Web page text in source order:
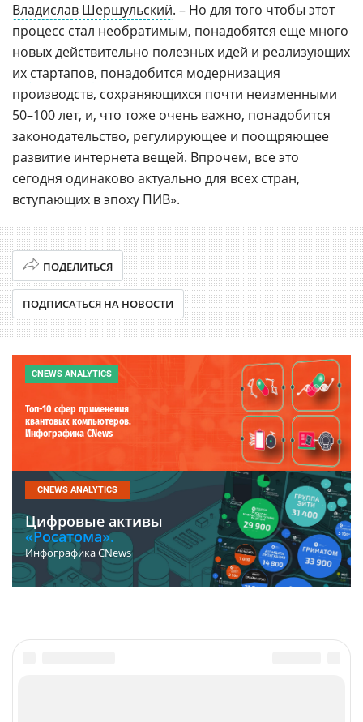
Владислав Шершульский. – Но для того чтобы этот
процесс стал необратимым, понадобятся еще много
новых действительно полезных идей и реализующих
их стартапов, понадобится модернизация
производств, сохраняющихся почти неизменными
50–100 лет, и, что тоже очень важно, понадобится
законодательство, регулирующее и поощряющее
развитие интернета вещей. Впрочем, все это
сегодня одинаково актуально для всех стран,
вступающих в эпоху ПИВ».
ПОДЕЛИТЬСЯ
ПОДПИСАТЬСЯ НА НОВОСТИ
CNEWS ANALYTICS
Топ-10 сфер применения
квантовых компьютеров.
Инфографика CNews
CNEWS ANALYTICS
Цифровые активы
«Росатома».
Инфографика CNews